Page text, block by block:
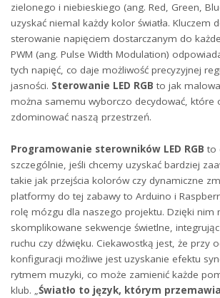
zielonego i niebieskiego (ang. Red, Green,
uzyskać niemal każdy ‍kolor ⁤światła. Kluczem
sterowanie napięciem dostarczanym do
PWM (ang.‍ Pulse Width ‍Modulation)
tych napięć, co daje możliwość precyzyjnej
jasności. Sterowanie LED RGB to jak
można samemu wyborczo decydować, które
zdominować naszą przestrzeń.
Programowanie sterowników LED RGB to
szczególnie, jeśli chcemy uzyskać bardziej⁤
takie jak przejścia kolorów czy dynamiczne
platformy do tej zabawy to Arduino i
rolę mózgu dla naszego projektu. Dzięki nim
skomplikowane sekwencje świetlne,
ruchu czy⁤ dźwięku. Ciekawostką jest, że⁣ przy
konfiguracji możliwe jest uzyskanie efektu
rytmem muzyki, co może zamienić⁢ każde
klub. „ Światło to język, którym